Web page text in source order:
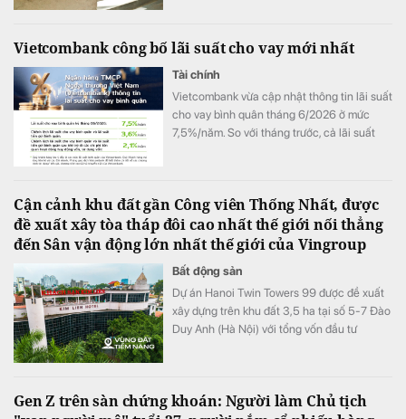
Vietcombank công bố lãi suất cho vay mới nhất
Tài chính
Vietcombank vừa cập nhật thông tin lãi suất
cho vay bình quân tháng 6/2026 ở mức
7,5%/năm. So với tháng trước, cả lãi suất
Cận cảnh khu đất gần Công viên Thống Nhất, được
đề xuất xây tòa tháp đôi cao nhất thế giới nối thẳng
đến Sân vận động lớn nhất thế giới của Vingroup
Bất động sản
Dự án Hanoi Twin Towers 99 được đề xuất
xây dựng trên khu đất 3,5 ha tại số 5-7 Đào
Duy Anh (Hà Nội) với tổng vốn đầu tư
án đề xuất.
Gen Z trên sàn chứng khoán: Người làm Chủ tịch